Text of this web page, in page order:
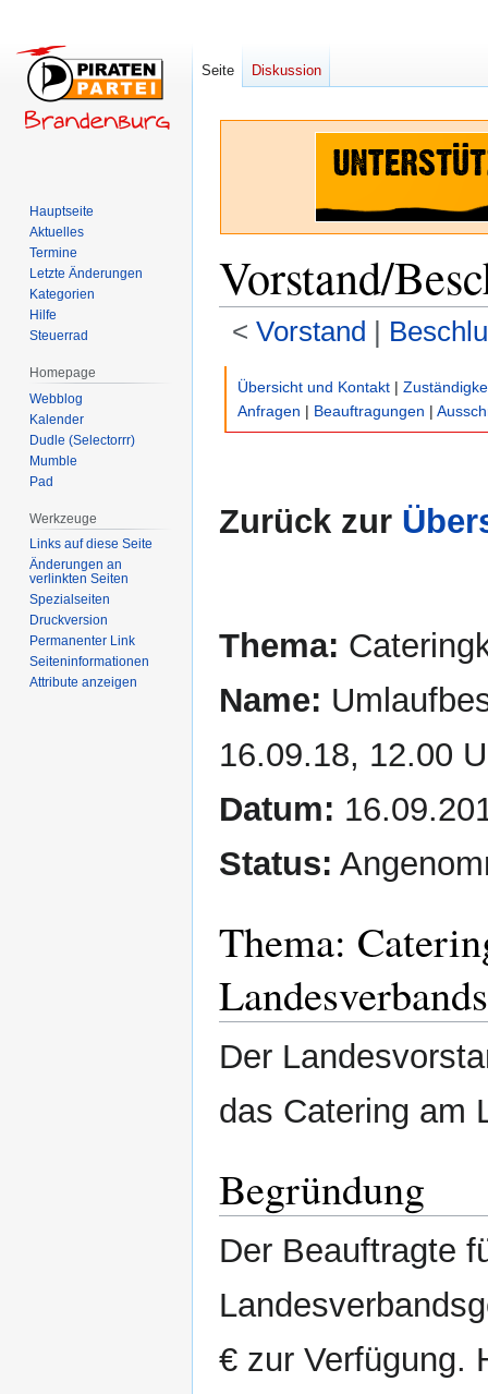
Vorstand/
< Vorstand ‎ |
Zur
springen
Zur
springen
Übersicht und Kontakt |
Anfragen | Beauftragungen |
Zurück zur
Thema:
Name:
16.09.18, 12.00
Datum:
Status:
Thema:
Der
das Catering am
Begründung
Der Beauftragte
€ zur Verfügung.
Seite Diskussion
Hauptseite
Aktuelles
Termine
Letzte Änderungen
Kategorien
Hilfe
Steuerrad
Homepage
Webblog
Kalender
Dudle (Selectorrr)
Mumble
Pad
Werkzeuge
Links auf diese Seite
Änderungen an
verlinkten Seiten
Spezialseiten
Druckversion
Permanenter Link
Seiten­­informationen
Attribute anzeigen